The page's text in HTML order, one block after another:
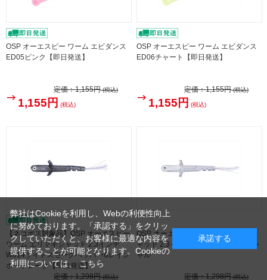
OSP オーエスピー ワーム エビダンス
ED05ピンク【即日発送】
定価：1,155円(税込)
1,155円 (税込)
OSP オーエスピー ワーム エビダンス
ED06チャート【即日発送】
定価：1,155円(税込)
1,155円 (税込)
【ネコポス対象品】OSP オーエスピー
ワーム エリマキシャッド 2.3インチ
W014ライトスモークペッパー&レイン
ボーフレーク【即日発送】
定価：1,298円(税込)
OSP オーエスピー ワーム エリマキシ
ャッド 2.3インチ TW127サイトスペシ
ャル
定価：1,298円(税込)
弊社はCookieを利用し、Webの利便性向上
に努めております。「承認する」をクリッ
クしていただくと、お客様に最適な内容を
提供することが可能となります。Cookieの
利用については、こちら
承諾する